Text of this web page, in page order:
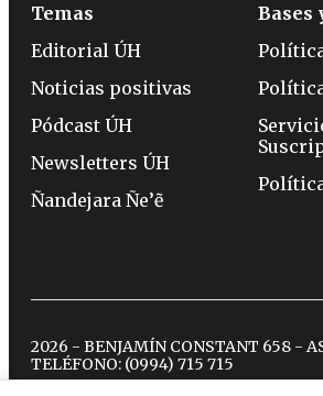
Temas
Editorial ÚH
Noticias positivas
Pódcast ÚH
Newsletters ÚH
Ñandejara Ñe’ẽ
Bases
2026 - BENJAMÍN CONSTANT 658 -
TELÉFONO: (0994) 715 715